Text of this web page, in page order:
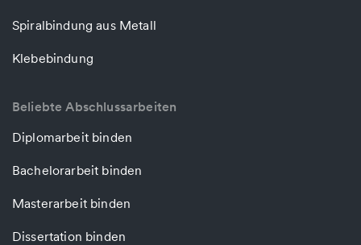
Spiralbindung aus Metall
Klebebindung
Beliebte Abschlussarbeiten
Diplomarbeit binden
Bachelorarbeit binden
Masterarbeit binden
Dissertation binden